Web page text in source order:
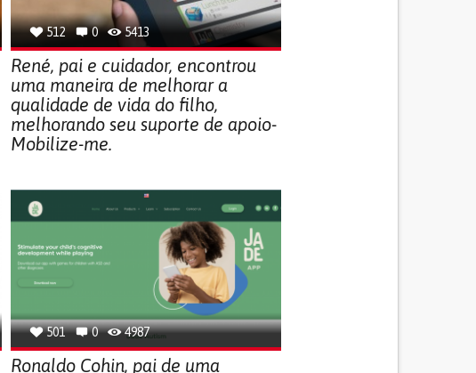
512 0 5413
René, pai e cuidador, encontrou
uma maneira de melhorar a
qualidade de vida do filho,
melhorando seu suporte de apoio-
Mobilize-me.
501 0 4987
Ronaldo Cohin, pai de uma